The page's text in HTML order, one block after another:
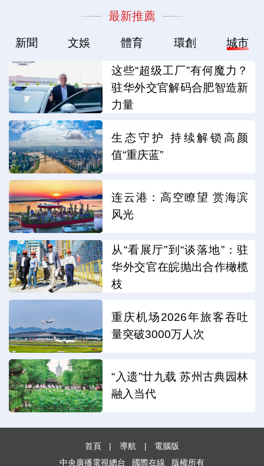
最新推薦
新聞 文娛 體育 環創 城市
这些“超级工厂”有何魔力？
驻华外交官解码合肥智造新
力量
生态守护 持续解锁高颜
值“重庆蓝”
连云港：高空瞭望 赏海滨
风光
从“看展厅”到“谈落地”：驻
华外交官在皖抛出合作橄榄
枝
重庆机场2026年旅客吞吐
量突破3000万人次
“入遗”廿九载 苏州古典园林
融入当代
首頁 | 導航 |
電腦版
中央廣播電視總台
國際在線 版權所有